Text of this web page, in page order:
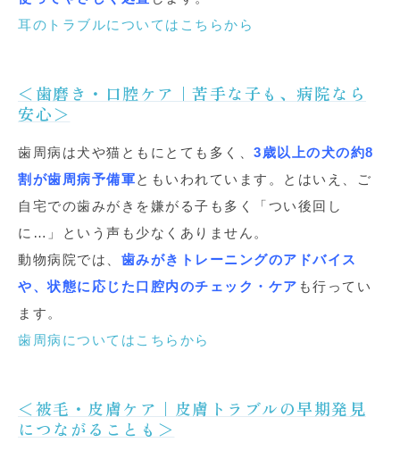
耳のトラブルについてはこちらから
＜歯磨き・口腔ケア｜苦手な子も、病院なら
安心＞
歯周病は犬や猫ともにとても多く、 3歳以上の犬の約8
割が歯周病予備軍ともいわれています。とはいえ、ご
自宅での歯みがきを嫌がる子も多く「つい後回し
に…」という声も少なくありません。
動物病院では、 歯みがきトレーニングのアドバイス
や、状態に応じた口腔内のチェック・ケア も行ってい
ます。
歯周病についてはこちらから
＜被毛・皮膚ケア｜皮膚トラブルの早期発見
につながることも＞